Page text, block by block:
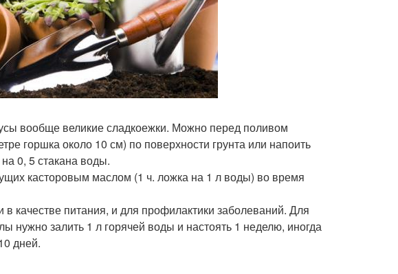
вообще великие сладкоежки. Можно перед поливом
горшка около 10 см) по поверхности грунта или напоить
0, 5 стакана воды.
касторовым маслом (1 ч. ложка на 1 л воды) во время
качестве питания, и для профилактики заболеваний. Для
нужно залить 1 л горячей воды и настоять 1 неделю, иногда
дней.